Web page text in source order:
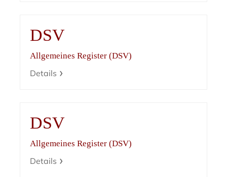
DSV
Allgemeines Register (DSV)
Details
DSV
Allgemeines Register (DSV)
Details